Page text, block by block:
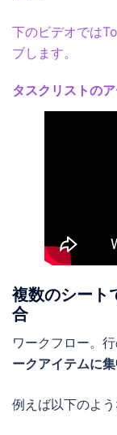
下のビデオでは
ブします。
タスクリストの
複数のシート
合
ワークフロー。
ークアイテムに
例えば以下のよう